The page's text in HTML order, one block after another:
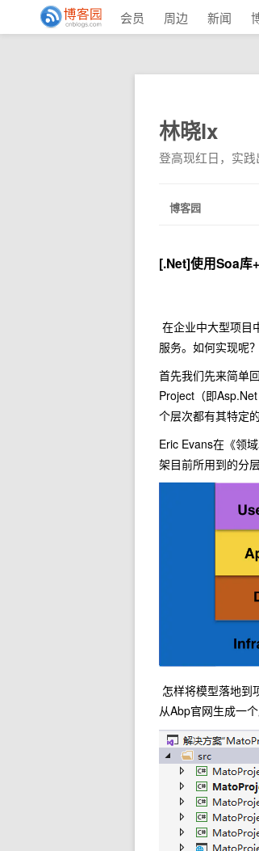
会员 周边 新闻
林晓lx
登高现红日，实践
博客园
[.Net]使用Soa库
在企业中大型项目
服务。如何实现呢？
首先我们先来简单
Project（即
个层次都有其特定
Eric Evans在《领
架目前所用到的分
怎样将模型落地到
从Abp官网生成一